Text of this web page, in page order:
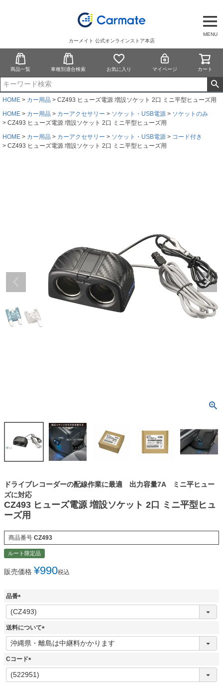
MENU
カーメイト 公式オンラインストア本店
商品一覧 車種別適合検索 お気に入り マイページ カート
HOME カー用品
CZ493 ヒューズ電源 増設ソケット 2口 ミニ平型ヒューズ用
HOME
カー用品 カーアクセサリー ソケット・USB電源
ソケットのみ
CZ493 ヒューズ電源 増設ソケット 2口 ミニ平型ヒューズ用
HOME
カー用品 カーアクセサリー ソケット・USB電源
コード付き
CZ493 ヒューズ電源 増設ソケット 2口 ミニ平型ヒューズ用
ドライブレコーダーの配線作業に最適 出力容量7A ミニ平ヒュー
ズに対応
CZ493 ヒューズ電源 増設ソケット 2口 ミニ平型ヒュ
ーズ用
商品番号 CZ493
ルート限定品
販売価格 ¥990税込
品番
(
必
須
送料について
(
必
Cコード
(
必